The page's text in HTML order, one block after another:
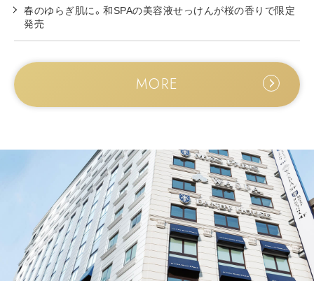
春のゆらぎ肌に。和SPAの美容液せっけんが桜の香りで限定
発売
MORE